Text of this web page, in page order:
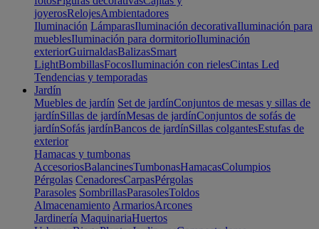
joyerosRelojesAmbientadores
Iluminación LámparasIluminación decorativaIluminación para
mueblesIluminación para dormitorioIluminación
exteriorGuirnaldasBalizasSmart
LightBombillasFocosIluminación con rielesCintas Led
Tendencias y temporadas
Jardín
Muebles de jardín Set de jardínConjuntos de mesas y sillas de
jardínSillas de jardínMesas de jardínConjuntos de sofás de
jardínSofás jardínBancos de jardínSillas colgantesEstufas de
exterior
Hamacas y tumbonas
AccesoriosBalancinesTumbonasHamacasColumpios
Pérgolas CenadoresCarpasPérgolas
Parasoles SombrillasParasolesToldos
Almacenamiento ArmariosArcones
Jardinería MaquinariaHuertos